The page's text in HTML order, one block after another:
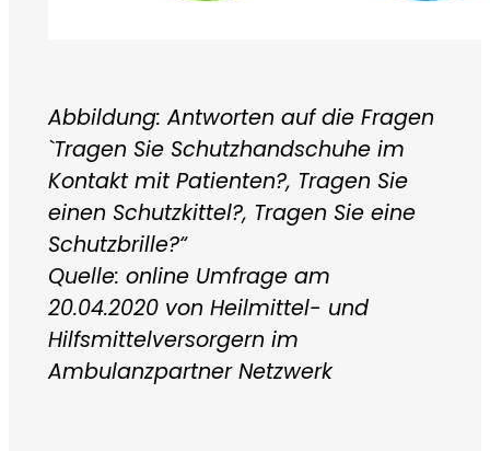
Abbildung: Antworten auf die Fragen
`Tragen Sie Schutzhandschuhe im
Kontakt mit Patienten?, Tragen Sie
einen Schutzkittel?, Tragen Sie eine
Schutzbrille?“
Quelle: online Umfrage am
20.04.2020 von Heilmittel- und
Hilfsmittelversorgern im
Ambulanzpartner Netzwerk